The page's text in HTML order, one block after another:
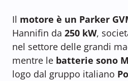
Il motore è un Parker
Hannifin da 250 kW,
nel settore delle grandi
mentre le batterie sono
logo dal gruppo italiano